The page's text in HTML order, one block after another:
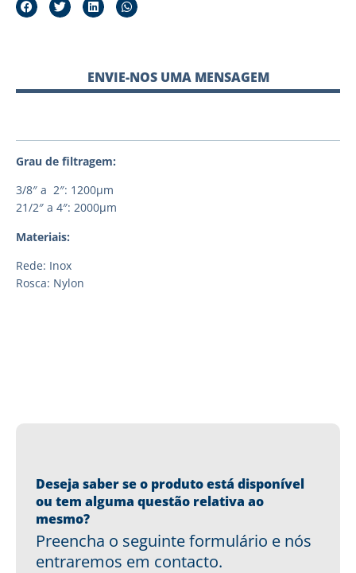
ENVIE-NOS UMA MENSAGEM
Grau de filtragem:
3/8″ a 2″: 1200μm
21/2″ a 4″: 2000μm
Materiais:
Rede: Inox
Rosca: Nylon
Deseja saber se o produto está disponível
ou tem alguma questão relativa ao
mesmo?
Preencha o seguinte formulário e nós
entraremos em contacto.